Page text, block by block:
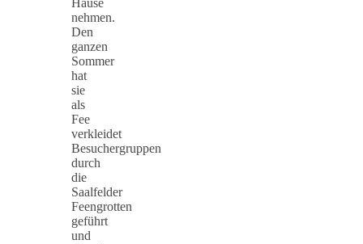
nehmen.
Den
ganzen
Sommer
hat
sie
als
Fee
verkleidet
Besuchergruppen
durch
die
Saalfelder
Feengrotten
geführt
und